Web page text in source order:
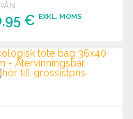
€EXKL. MOMS
BESTÄLL
Begär offert